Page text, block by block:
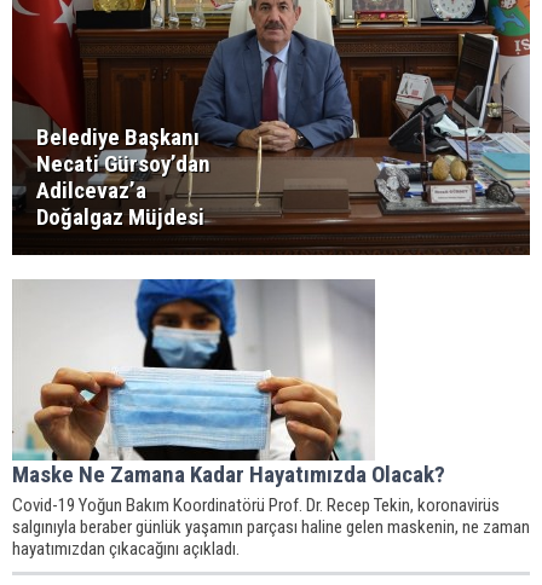
Belediye Başkanı
Necati Gürsoy’dan
Adilcevaz’a
Doğalgaz Müjdesi
Maske Ne Zamana Kadar Hayatımızda Olacak?
Covid-19 Yoğun Bakım Koordinatörü Prof. Dr. Recep Tekin, koronavirüs
salgınıyla beraber günlük yaşamın parçası haline gelen maskenin, ne zaman
hayatımızdan çıkacağını açıkladı.